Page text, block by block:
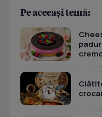
Pe aceeași temă: